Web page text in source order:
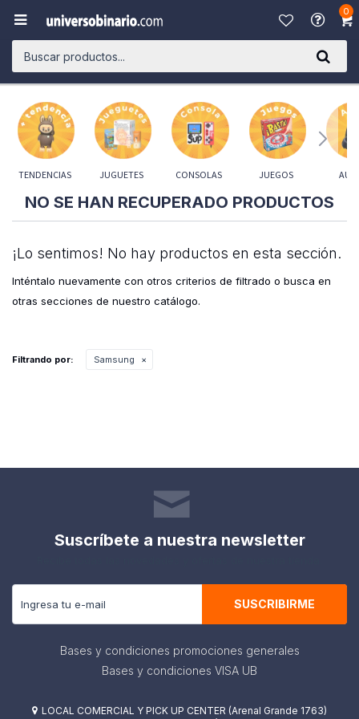
0

TENDENCIAS JUGUETES CONSOLAS JUEGOS
NO SE HAN RECUPERADO PRODUCTOS
¡Lo sentimos! No hay productos en esta sección.
Inténtalo nuevamente con otros criterios de filtrado o busca en
otras secciones de nuestro catálogo.
Filtrando por: Samsung
Suscríbete a nuestra newsletter
SUSCRIBIRME
Bases y condiciones promociones generales
Bases y condiciones VISA UB
 LOCAL COMERCIAL Y PICK UP CENTER (Arenal Grande 1763)